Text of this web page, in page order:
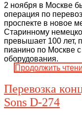
2 ноября в Москве
операция по
проспекте в новое
Старинному
превышает 100 лет,
пианино по Москве
оборудования.
Продолжить
Перевозка
Sons D-274